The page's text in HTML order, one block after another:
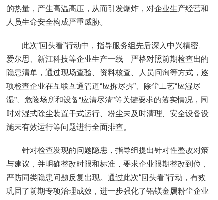
的热量，产生高温高压，从而引发爆炸，对企业生产经营和
人员生命安全构成严重威胁。
此次“回头看”行动中，指导服务组先后深入中兴精密、
爱尔思、新江科技等企业生产一线，严格对照前期检查出的
隐患清单，通过现场查验、资料核查、人员问询等方式，逐
项检查企业在互联互通管道“应拆尽拆”、除尘工艺“应湿尽
湿”、危险场所和设备“应清尽清”等关键要求的落实情况，同
时对湿式除尘装置干式运行、粉尘未及时清理、安全设备设
施未有效运行等问题进行全面排查。
针对检查发现的问题隐患，指导组提出针对性整改对策
与建议，并明确整改时限和标准，要求企业限期整改到位，
严防同类隐患问题反复出现。通过此次“回头看”行动，有效
巩固了前期专项治理成效，进一步强化了铝镁金属粉尘企业